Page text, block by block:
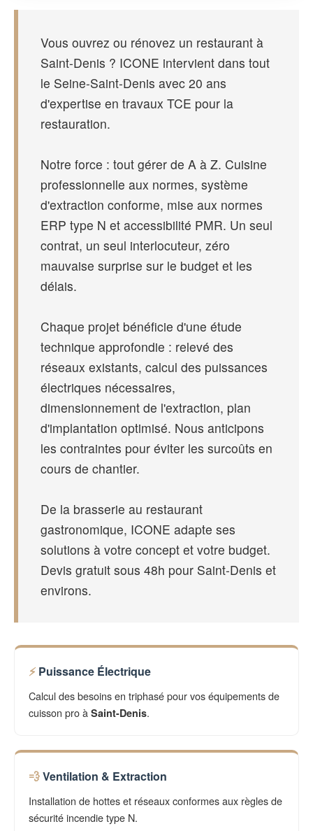
Vous ouvrez ou rénovez un restaurant à
Saint-Denis ? ICONE intervient dans tout
le Seine-Saint-Denis avec 20 ans
d'expertise en travaux TCE pour la
restauration.
Notre force : tout gérer de A à Z. Cuisine
professionnelle aux normes, système
d'extraction conforme, mise aux normes
ERP type N et accessibilité PMR. Un seul
contrat, un seul interlocuteur, zéro
mauvaise surprise sur le budget et les
délais.
Chaque projet bénéficie d'une étude
technique approfondie : relevé des
réseaux existants, calcul des puissances
électriques nécessaires,
dimensionnement de l'extraction, plan
d'implantation optimisé. Nous anticipons
les contraintes pour éviter les surcoûts en
cours de chantier.
De la brasserie au restaurant
gastronomique, ICONE adapte ses
solutions à votre concept et votre budget.
Devis gratuit sous 48h pour Saint-Denis et
environs.
Puissance Électrique
Calcul des besoins en triphasé pour vos équipements de
cuisson pro à Saint-Denis.
Ventilation & Extraction
Installation de hottes et réseaux conformes aux règles de
sécurité incendie type N.